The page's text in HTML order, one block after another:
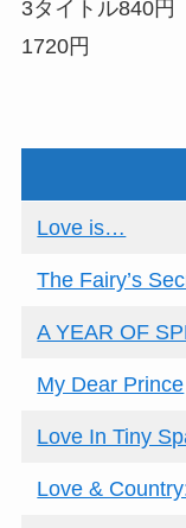
3タイトル840
1720円
Love is…
The Fairy’s
A YEAR OF
My Dear Prince
Love In Tiny
Love &